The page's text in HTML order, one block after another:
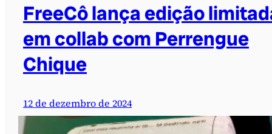
FreeCô lança edição
em collab com Perrengue
Chique
12 de dezembro de 2024